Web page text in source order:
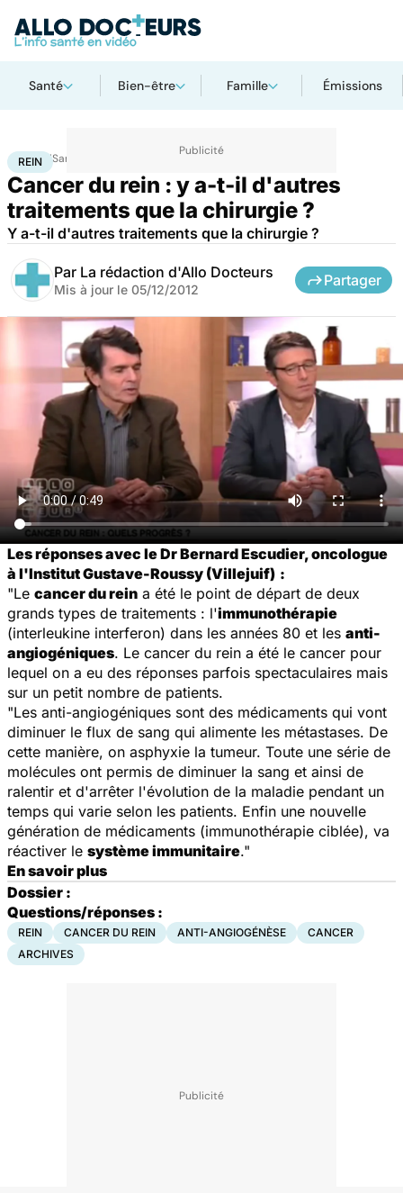
Santé Bien-être Famille Émissions
AccueilSanté Rein
REIN
Cancer du rein : y a-t-il d'autres
traitements que la chirurgie ?
Y a-t-il d'autres traitements que la chirurgie ?
Par La rédaction d'Allo Docteurs
Mis à jour le 05/12/2012
Partager
Les réponses avec le Dr Bernard Escudier, oncologue
à l'Institut Gustave-Roussy (Villejuif) :
"Le cancer du rein a été le point de départ de deux
grands types de traitements : l'immunothérapie
(interleukine interferon) dans les années 80 et les anti-
angiogéniques. Le cancer du rein a été le cancer pour
lequel on a eu des réponses parfois spectaculaires mais
sur un petit nombre de patients.
"Les anti-angiogéniques sont des médicaments qui vont
diminuer le flux de sang qui alimente les métastases. De
cette manière, on asphyxie la tumeur. Toute une série de
molécules ont permis de diminuer la sang et ainsi de
ralentir et d'arrêter l'évolution de la maladie pendant un
temps qui varie selon les patients. Enfin une nouvelle
génération de médicaments (immunothérapie ciblée), va
réactiver le système immunitaire."
En savoir plus
Dossier :
Questions/réponses :
REIN CANCER DU REIN ANTI-ANGIOGÉNÈSE
CANCER
ARCHIVES